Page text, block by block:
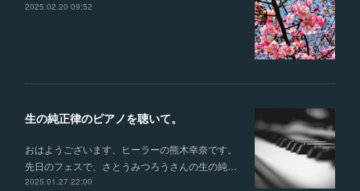
2025.02.20 09:52
生の純正律のピアノを聴いて。
おはようございます、ヒーラーの熊木幸奈です。
先日のフェスで、さとうみつろうさんの生の純…
2025.01.27 22:00